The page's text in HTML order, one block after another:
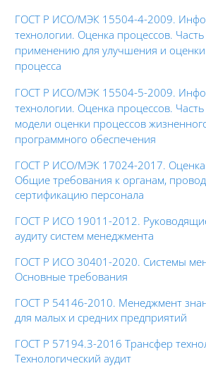
ГОСТ Р ИСО/МЭК 15504-4-2009.
технологии. Оценка процессов.
применению для улучшения и
процесса
ГОСТ Р ИСО/МЭК 15504-5-2009.
технологии. Оценка процессов.
модели оценки процессов
программного обеспечения
ГОСТ Р ИСО/МЭК 17024-2017. Оценка
Общие требования к органам,
сертификацию персонала
ГОСТ Р ИСО 19011-2012.
аудиту систем менеджмента
ГОСТ Р ИСО 30401-2020. Системы
Основные требования
ГОСТ Р 54146-2010. Менеджмент
для малых и средних предприятий
ГОСТ Р 57194.3-2016 Трансфер
Технологический аудит